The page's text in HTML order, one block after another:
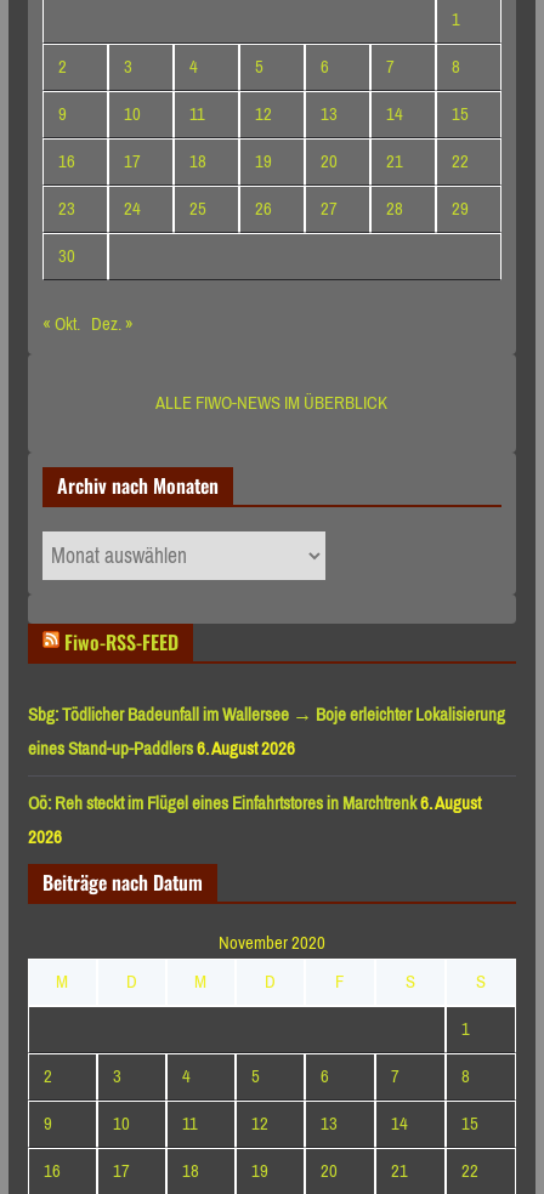
1
2
3 4 5 6 7
8
9
10 11 12 13 14
15
16
17 18 19 20 21
22
23
24 25 26 27 28
29
30
« Okt. Dez. »
ALLE FIWO-NEWS IM ÜBERBLICK
Archiv nach Monaten
Archiv
nach
Fiwo-RSS-FEED
Sbg: Tödlicher Badeunfall im Wallersee → Boje erleichter Lokalisierung
eines Stand-up-Paddlers6. August 2026
Oö: Reh steckt im Flügel eines Einfahrtstores in Marchtrenk6. August
2026
Beiträge nach Datum
November 2020
M
D M D F S
S
1
2
3 4 5 6 7
8
9
10 11 12 13 14
15
16
17 18 19 20 21 22